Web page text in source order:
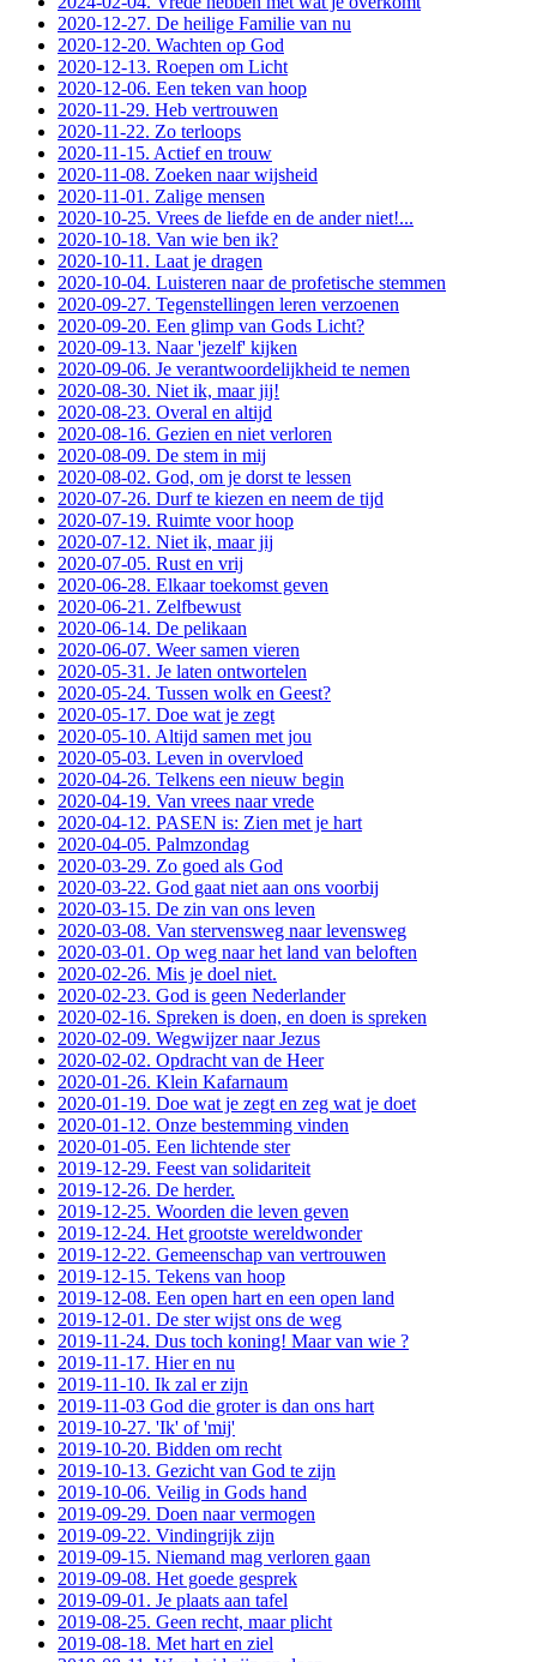
2020-12-27. De heilige Familie van nu
2020-12-20. Wachten op God
2020-12-13. Roepen om Licht
2020-12-06. Een teken van hoop
2020-11-29. Heb vertrouwen
2020-11-22. Zo terloops
2020-11-15. Actief en trouw
2020-11-08. Zoeken naar wijsheid
2020-11-01. Zalige mensen
2020-10-25. Vrees de liefde en de ander niet!...
2020-10-18. Van wie ben ik?
2020-10-11. Laat je dragen
2020-10-04. Luisteren naar de profetische stemmen
2020-09-27. Tegenstellingen leren verzoenen
2020-09-20. Een glimp van Gods Licht?
2020-09-13. Naar 'jezelf' kijken
2020-09-06. Je verantwoordelijkheid te nemen
2020-08-30. Niet ik, maar jij!
2020-08-23. Overal en altijd
2020-08-16. Gezien en niet verloren
2020-08-09. De stem in mij
2020-08-02. God, om je dorst te lessen
2020-07-26. Durf te kiezen en neem de tijd
2020-07-19. Ruimte voor hoop
2020-07-12. Niet ik, maar jij
2020-07-05. Rust en vrij
2020-06-28. Elkaar toekomst geven
2020-06-21. Zelfbewust
2020-06-14. De pelikaan
2020-06-07. Weer samen vieren
2020-05-31. Je laten ontwortelen
2020-05-24. Tussen wolk en Geest?
2020-05-17. Doe wat je zegt
2020-05-10. Altijd samen met jou
2020-05-03. Leven in overvloed
2020-04-26. Telkens een nieuw begin
2020-04-19. Van vrees naar vrede
2020-04-12. PASEN is: Zien met je hart
2020-04-05. Palmzondag
2020-03-29. Zo goed als God
2020-03-22. God gaat niet aan ons voorbij
2020-03-15. De zin van ons leven
2020-03-08. Van stervensweg naar levensweg
2020-03-01. Op weg naar het land van beloften
2020-02-26. Mis je doel niet.
2020-02-23. God is geen Nederlander
2020-02-16. Spreken is doen, en doen is spreken
2020-02-09. Wegwijzer naar Jezus
2020-02-02. Opdracht van de Heer
2020-01-26. Klein Kafarnaum
2020-01-19. Doe wat je zegt en zeg wat je doet
2020-01-12. Onze bestemming vinden
2020-01-05. Een lichtende ster
2019-12-29. Feest van solidariteit
2019-12-26. De herder.
2019-12-25. Woorden die leven geven
2019-12-24. Het grootste wereldwonder
2019-12-22. Gemeenschap van vertrouwen
2019-12-15. Tekens van hoop
2019-12-08. Een open hart en een open land
2019-12-01. De ster wijst ons de weg
2019-11-24. Dus toch koning! Maar van wie ?
2019-11-17. Hier en nu
2019-11-10. Ik zal er zijn
2019-11-03 God die groter is dan ons hart
2019-10-27. 'Ik' of 'mij'
2019-10-20. Bidden om recht
2019-10-13. Gezicht van God te zijn
2019-10-06. Veilig in Gods hand
2019-09-29. Doen naar vermogen
2019-09-22. Vindingrijk zijn
2019-09-15. Niemand mag verloren gaan
2019-09-08. Het goede gesprek
2019-09-01. Je plaats aan tafel
2019-08-25. Geen recht, maar plicht
2019-08-18. Met hart en ziel